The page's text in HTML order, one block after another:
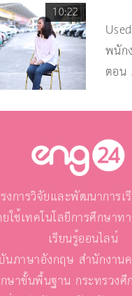
10:22
พนัก
ตอน
งการวิจัยและพัฒนาการ
ใช้เทคโนโลยีการศึกษาท
เรียนรู้ออนไลน์
นภาษาอังกฤษ สำนักงาน
ษาขั้นพื้นฐาน กระทรวงศึ